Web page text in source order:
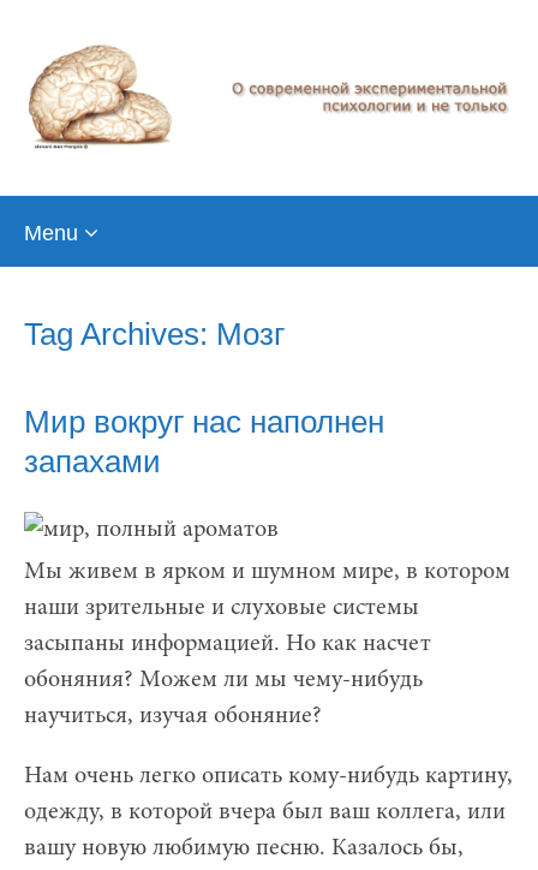
Menu
Tag Archives: Мозг
Мир вокруг нас наполнен
запахами
Мы живем в ярком и шумном мире, в котором
наши зрительные и слуховые системы
засыпаны информацией. Но как насчет
обоняния? Можем ли мы чему-нибудь
научиться, изучая обоняние?
Нам очень легко описать кому-нибудь картину,
одежду, в которой вчера был ваш коллега, или
вашу новую любимую песню. Казалось бы,